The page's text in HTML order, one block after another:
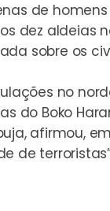
de
dez aldeias
sobre os
no
do Boko
afirmou, em
de